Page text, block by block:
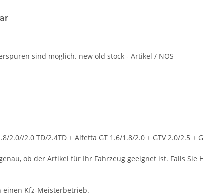
sind möglich. new old stock - Artikel / NOS
2.0 TD/2.4TD + Alfetta GT 1.6/1.8/2.0 + GTV 2.0/2.5 +
ob der Artikel für Ihr Fahrzeug geeignet ist. Falls
Kfz-Meisterbetrieb.